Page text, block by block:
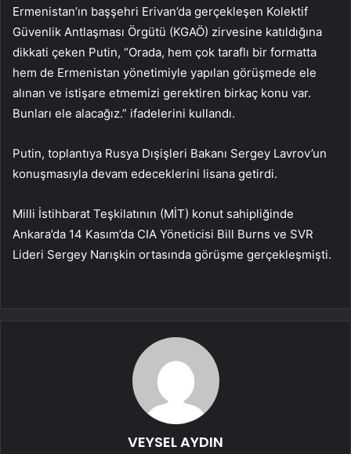
Ermenistan’ın başşehri Erivan’da gerçekleşen Kolektif
Güvenlik Antlaşması Örgütü (KGAÖ) zirvesine katıldığına
dikkati çeken Putin, “Orada, hem çok taraflı bir formatta
hem de Ermenistan yönetimiyle yapılan görüşmede ele
alınan ve istişare etmemizi gerektiren birkaç konu var.
Bunları ele alacağız.” ifadelerini kullandı.
Putin, toplantıya Rusya Dışişleri Bakanı Sergey Lavrov’un
konuşmasıyla devam edeceklerini lisana getirdi.
Milli İstihbarat Teşkilatının (MİT) konut sahipliğinde
Ankara’da 14 Kasım’da CIA Yöneticisi Bill Burns ve SVR
Lideri Sergey Narışkin ortasında görüşme gerçekleşmişti.
VEYSEL AYDIN